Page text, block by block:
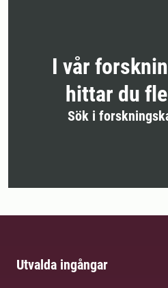
I vår
hittar du
Sök i
Utvalda ingångar